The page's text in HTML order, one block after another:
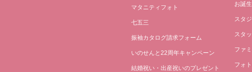
マタニティフォト
七五三
振袖カタログ請求フォーム
いのせんと22周年キャンペーン
結婚祝い・出産祝いのプレゼント
お誕
スタ
スタ
ファ
フォ